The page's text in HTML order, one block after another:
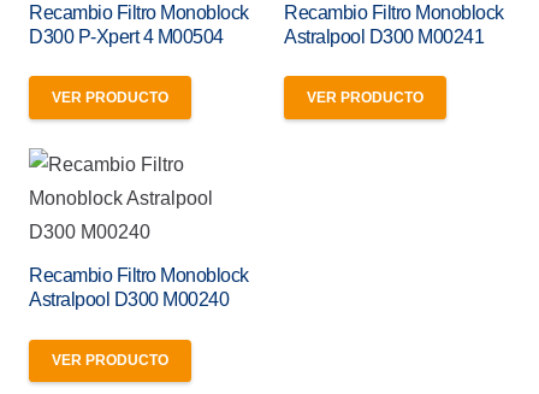
Recambio Filtro Monoblock
D300 P-Xpert 4 M00504
VER PRODUCTO
Recambio Filtro Monoblock
Astralpool D300 M00241
VER PRODUCTO
Recambio Filtro Monoblock
Astralpool D300 M00240
VER PRODUCTO